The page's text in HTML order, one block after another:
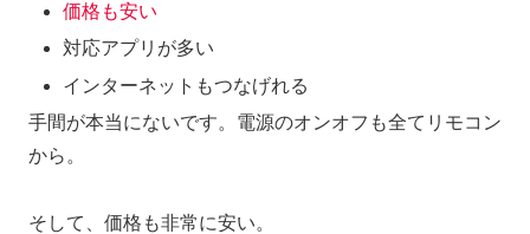
価格も安い
対応アプリが多い
インターネットもつなげれる
手間が本当にないです。電源のオンオフも全てリモコン
から。
そして、価格も非常に安い。